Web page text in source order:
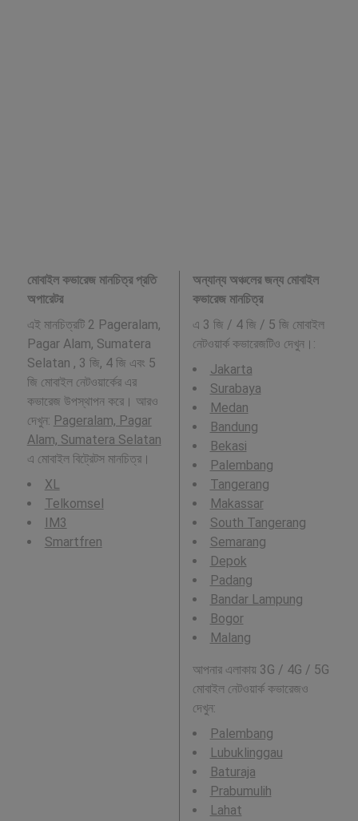
মোবাইল কভারেজ মানচিত্র প্রতি
অপারেটর
এই মানচিত্রটি 2 Pageralam,
Pagar Alam, Sumatera
Selatan , 3 জি, 4 জি এবং 5
জি মোবাইল নেটওয়ার্কের এর
কভারেজ উপস্থাপন করে। আরও
দেখুন: Pageralam, Pagar
Alam, Sumatera Selatan
এ মোবাইল বিট্রেটস মানচিত্র।
XL
Telkomsel
IM3
Smartfren
অন্যান্য অঞ্চলের জন্য মোবাইল
কভারেজ মানচিত্র
এ 3 জি / 4 জি / 5 জি মোবাইল
নেটওয়ার্ক কভারেজটিও দেখুন।:
Jakarta
Surabaya
Medan
Bandung
Bekasi
Palembang
Tangerang
Makassar
South Tangerang
Semarang
Depok
Padang
Bandar Lampung
Bogor
Malang
আপনার এলাকায় 3G / 4G / 5G
মোবাইল নেটওয়ার্ক কভারেজও
দেখুন:
Palembang
Lubuklinggau
Baturaja
Prabumulih
Lahat